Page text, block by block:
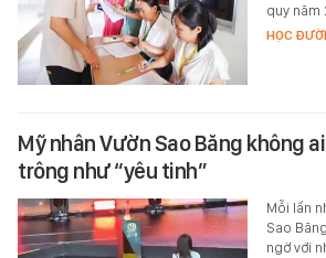
quy năm
HỌC
Mỹ nhân Vườn Sao Băng không
trông như “yêu tinh”
Mỗi lần
Sao
ngờ với